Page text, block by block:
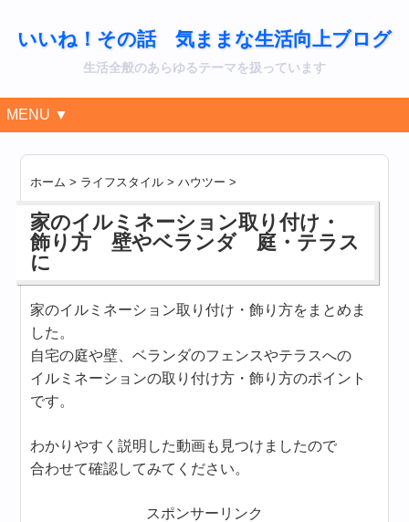
いいね！その話 気ままな生活向上ブログ
生活全般のあらゆるテーマを扱っています
MENU ▼
ホーム > ライフスタイル >ハウツー >
家のイルミネーション取り付け・
飾り方 壁やベランダ 庭・テラス
に
家のイルミネーション取り付け・飾り方をまとめま
した。
自宅の庭や壁、ベランダのフェンスやテラスへの
イルミネーションの取り付け方・飾り方のポイント
です。
わかりやすく説明した動画も見つけましたので
合わせて確認してみてください。
スポンサーリンク